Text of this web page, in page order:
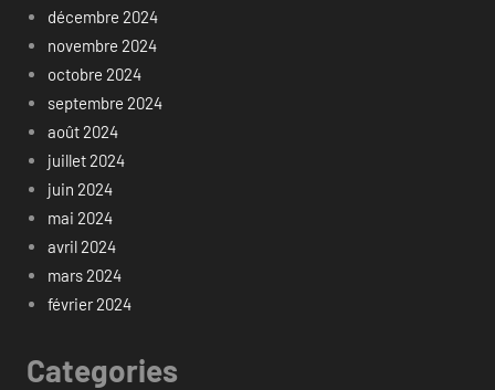
décembre 2024
novembre 2024
octobre 2024
septembre 2024
août 2024
juillet 2024
juin 2024
mai 2024
avril 2024
mars 2024
février 2024
Categories